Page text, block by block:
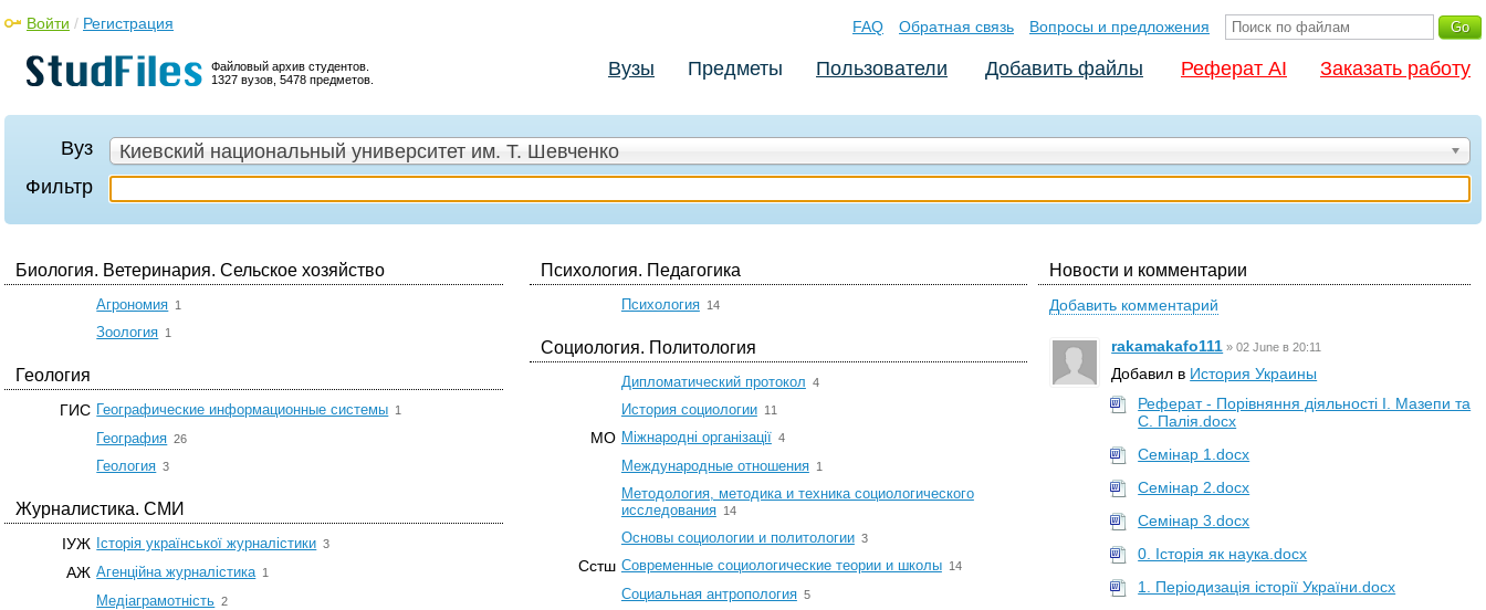
Файловый архив студентов.
1327 вузов, 5478 предметов.
Войти / Регистрация FAQ Обратная связь Вопросы и предложения
Вузы Предметы Пользователи Добавить файлы Реферат AI Заказать работу
Вуз
Киевский национальный университет им. Т. Шевченко
Фильтр
Биология. Ветеринария. Сельское хозяйство
Агрономия 1
Зоология 1
Геология
ГИС Географические информационные системы 1
География 26
Геология 3
Журналистика. СМИ
ІУЖ Історія української журналістики 3
АЖ Агенційна журналістика 1
Медіаграмотність 2
Психология. Педагогика
Психология 14
Социология. Политология
Дипломатический протокол 4
История социологии 11
МО Міжнародні організації 4
Международные отношения 1
Методология, методика и техника социологического
исследования 14 ☆
Основы социологии и политологии 3
Сстш Современные социологические теории и школы 14
Социальная антропология 5
Новости и комментарии
Добавить комментарий
rakamakafo111 »02 June в 20:11
Добавил в История Украины
Реферат - Порівняння діяльності І. Мазепи та
С. Палія.docx
Семінар 1.docx
Семінар 2.docx
Семінар 3.docx
0. Історія як наука.docx
1. Періодизація історії України.docx